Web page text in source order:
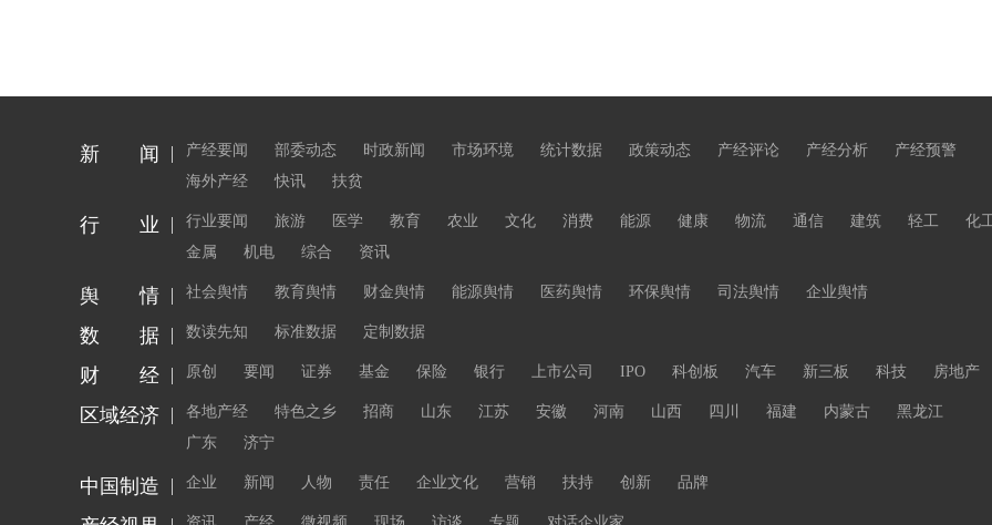
新 闻 产经要闻 部委动态 时政新闻 市场环境 统计数据 政策动态 产经评论 产经分析
产经预警
海外产经
快讯 扶贫
行 业 行业要闻 旅游 医学 教育 农业 文化 消费 能源 健康 物流 通信 建筑 轻工
化
金属
机电 综合 资讯
舆 情 社会舆情 教育舆情 财金舆情 能源舆情 医药舆情 环保舆情 司法舆情 企业舆情
数 据 数读先知 标准数据 定制数据
财 经 原创 要闻 证券 基金 保险 银行 上市公司 IPO 科创板 汽车 新三板 科技 房地产
区域经济 各地产经 特色之乡 招商 山东 江苏 安徽 河南 山西 四川 福建 内蒙古
黑龙江
广东
济宁
中国制造 企业 新闻 人物 责任 企业文化 营销 扶持 创新 品牌